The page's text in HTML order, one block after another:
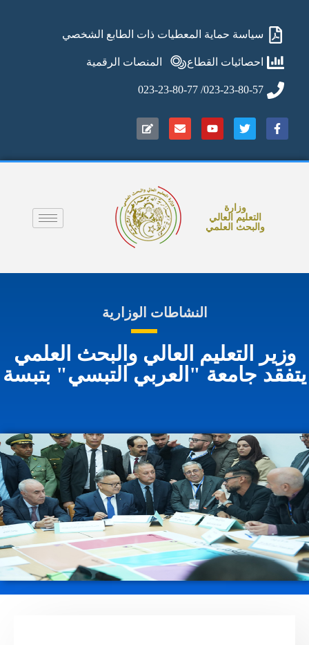
سياسة حماية المعطيات ذات الطابع الشخصي
احصائيات القطاع المنصات الرقمية
023-23-80-57/ 023-23-80-77
وزارة
التعليم العالي
والبحث العلمي
النشاطات الوزارية
وزير التعليم العالي والبحث العلمي
جامعة "العربي التبسي" بتبسة